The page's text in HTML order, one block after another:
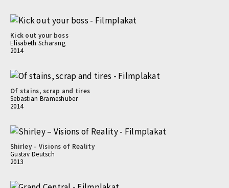
Kick out your boss
Elisabeth Scharang
2014
Of stains, scrap and tires
Sebastian Brameshuber
2014
Shirley – Visions of Reality
Gustav Deutsch
2013